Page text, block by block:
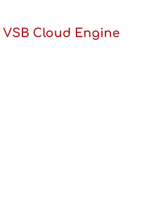
VSB Cloud Engine